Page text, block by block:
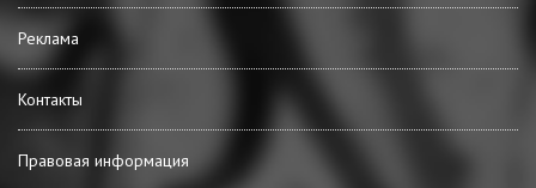
Реклама
Контакты
Правовая информация